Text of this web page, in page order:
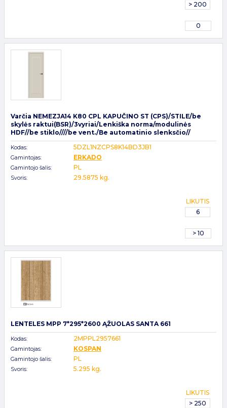
> 200
0
Varčia NEMEZJA14 K80 CPL KAPUČINO ST (CPS)/STILE/be
skylės raktui(BSR)/3vyriai/Lenkiška norma/modulinės
HDF//be stiklo////be vent./Be automatinio slenksčio//
Kodas: 5DZL1NZCPS8K14BD3JB1
Gamintojas: ERKADO
Gamintojo šalis: PL
Svoris: 29.5875 kg.
LIKUTIS
6
> 10
LENTELES MPP 7*295*2600 ĄŽUOLAS SANTA 661
Kodas: 2MPPL2957661
Gamintojas: KOSPAN
Gamintojo šalis: PL
Svoris: 5.295 kg.
LIKUTIS
> 250